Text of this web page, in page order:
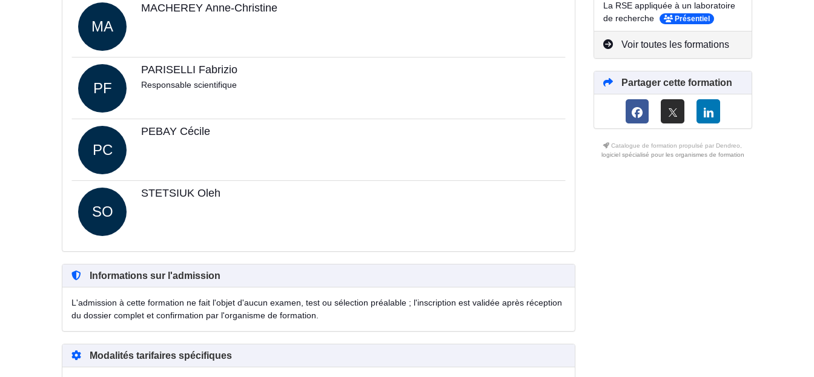
MA
MACHEREY Anne-Christine
PF
PARISELLI Fabrizio
Responsable scientifique
PC
PEBAY Cécile
SO
STETSIUK Oleh
Informations sur l'admission
L'admission à cette formation ne fait l'objet d'aucun examen, test ou sélection préalable ; l'inscription est validée après réception
du dossier complet et confirmation par l'organisme de formation.
Modalités tarifaires spécifiques
La RSE appliquée à un laboratoire
de recherche
Présentiel
Voir toutes les formations
Partager cette formation
Catalogue de formation propulsé par Dendreo,
logiciel spécialisé pour les organismes de formation